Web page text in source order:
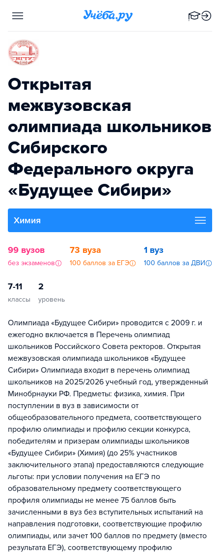
Открытая
межвузовская
олимпиада школьников
Сибирского
Федерального округа
«Будущее Сибири»
Химия
99 вузов
без экзаменов
73 вуза
100 баллов за ЕГЭ
1 вуз
100 баллов за ДВИ
7-11
классы
2
уровень
Олимпиада «Будущее Сибири» проводится с 2009 г. и
ежегодно включается в Перечень олимпиад
школьников Российского Совета ректоров. Открытая
межвузовская олимпиада школьников «Будущее
Сибири» Олимпиада входит в перечень олимпиад
школьников на 2025/2026 учебный год, утвержденный
Минобрнауки РФ. Предметы: физика, химия. При
поступлении в вуз в зависимости от
общеобразовательного предмета, соответствующего
профилю олимпиады и профилю секции конкурса,
победителям и призерам олимпиады школьников
«Будущее Сибири» (Химия) (до 25% участников
заключительного этапа) предоставляются следующие
льготы: при условии получения на ЕГЭ по
образовательному предмету соответствующего
профиля олимпиады не менее 75 баллов быть
зачисленными в вуз без вступительных испытаний на
направления подготовки, соответствующие профилю
олимпиады, или зачет 100 баллов по предмету (вместо
результата ЕГЭ), соответствующему профилю